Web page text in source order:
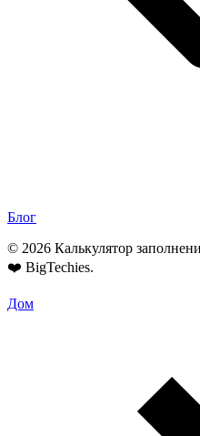
Блог
© 2026 Калькулятор
❤️ BigTechies.
Дом